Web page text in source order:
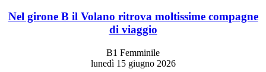
Nel girone B il Volano ritrova moltissime compagne
di viaggio
B1 Femminile
lunedì 15 giugno 2026